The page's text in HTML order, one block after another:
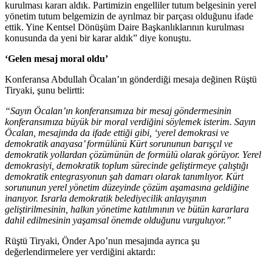
kurulması kararı aldık. Partimizin engelliler tutum belgesinin yerel
yönetim tutum belgemizin de ayrılmaz bir parçası olduğunu ifade
ettik. Yine Kentsel Dönüşüm Daire Başkanlıklarının kurulması
konusunda da yeni bir karar aldık” diye konuştu.
‘Gelen mesaj moral oldu’
Konferansa Abdullah Öcalan’ın gönderdiği mesaja değinen Rüştü
Tiryaki, şunu belirtti:
“Sayın Öcalan’ın konferansımıza bir mesaj göndermesinin
konferansımıza büyük bir moral verdiğini söylemek isterim. Sayın
Öcalan, mesajında da ifade ettiği gibi, ‘yerel demokrasi ve
demokratik anayasa’ formülünü Kürt sorununun barışçıl ve
demokratik yollardan çözümünün de formülü olarak görüyor. Yerel
demokrasiyi, demokratik toplum sürecinde geliştirmeye çalıştığı
demokratik entegrasyonun şah damarı olarak tanımlıyor. Kürt
sorununun yerel yönetim düzeyinde çözüm aşamasına geldiğine
inanıyor. Israrla demokratik belediyecilik anlayışının
geliştirilmesinin, halkın yönetime katılımının ve bütün kararlara
dahil edilmesinin yaşamsal önemde olduğunu vurguluyor.”
Rüştü Tiryaki, Önder Apo’nun mesajında ayrıca şu
değerlendirmelere yer verdiğini aktardı: